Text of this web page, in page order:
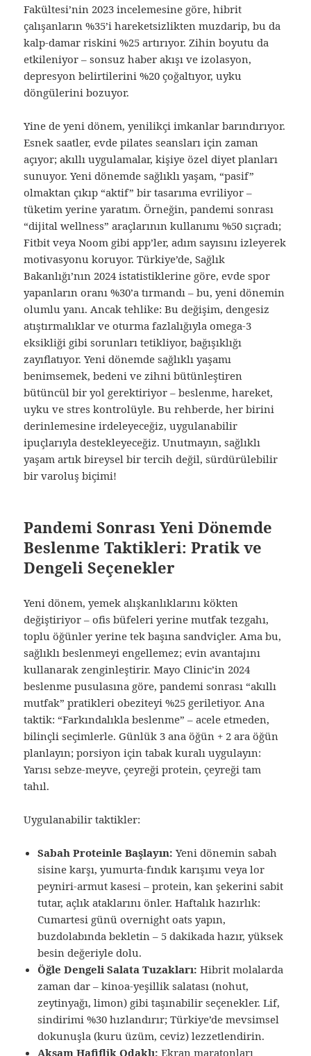
Fakültesi’nin 2023 incelemesine göre, hibrit
çalışanların %35’i hareketsizlikten muzdarip, bu da
kalp-damar riskini %25 artırıyor. Zihin boyutu da
etkileniyor – sonsuz haber akışı ve izolasyon,
depresyon belirtilerini %20 çoğaltıyor, uyku
döngülerini bozuyor.
Yine de yeni dönem, yenilikçi imkanlar barındırıyor.
Esnek saatler, evde pilates seansları için zaman
açıyor; akıllı uygulamalar, kişiye özel diyet planları
sunuyor. Yeni dönemde sağlıklı yaşam, “pasif”
olmaktan çıkıp “aktif” bir tasarıma evriliyor –
tüketim yerine yaratım. Örneğin, pandemi sonrası
“dijital wellness” araçlarının kullanımı %50 sıçradı;
Fitbit veya Noom gibi app’ler, adım sayısını izleyerek
motivasyonu koruyor. Türkiye’de, Sağlık
Bakanlığı’nın 2024 istatistiklerine göre, evde spor
yapanların oranı %30’a tırmandı – bu, yeni dönemin
olumlu yanı. Ancak tehlike: Bu değişim, dengesiz
atıştırmalıklar ve oturma fazlalığıyla omega-3
eksikliği gibi sorunları tetikliyor, bağışıklığı
zayıflatıyor. Yeni dönemde sağlıklı yaşamı
benimsemek, bedeni ve zihni bütünleştiren
bütüncül bir yol gerektiriyor – beslenme, hareket,
uyku ve stres kontrolüyle. Bu rehberde, her birini
derinlemesine irdeleyeceğiz, uygulanabilir
ipuçlarıyla destekleyeceğiz. Unutmayın, sağlıklı
yaşam artık bireysel bir tercih değil, sürdürülebilir
bir varoluş biçimi!
Pandemi Sonrası Yeni Dönemde
Beslenme Taktikleri: Pratik ve
Dengeli Seçenekler
Yeni dönem, yemek alışkanlıklarını kökten
değiştiriyor – ofis büfeleri yerine mutfak tezgahı,
toplu öğünler yerine tek başına sandviçler. Ama bu,
sağlıklı beslenmeyi engellemez; evin avantajını
kullanarak zenginleştirir. Mayo Clinic’in 2024
beslenme pusulasına göre, pandemi sonrası “akıllı
mutfak” pratikleri obeziteyi %25 geriletiyor. Ana
taktik: “Farkındalıkla beslenme” – acele etmeden,
bilinçli seçimlerle. Günlük 3 ana öğün + 2 ara öğün
planlayın; porsiyon için tabak kuralı uygulayın:
Yarısı sebze-meyve, çeyreği protein, çeyreği tam
tahıl.
Uygulanabilir taktikler:
Sabah Proteinle Başlayın: Yeni dönemin sabah
sisine karşı, yumurta-fındık karışımı veya lor
peyniri-armut kasesi – protein, kan şekerini sabit
tutar, açlık ataklarını önler. Haftalık hazırlık:
Cumartesi günü overnight oats yapın,
buzdolabında bekletin – 5 dakikada hazır, yüksek
besin değeriyle dolu.
Öğle Dengeli Salata Tuzakları: Hibrit molalarda
zaman dar – kinoa-yeşillik salatası (nohut,
zeytinyağı, limon) gibi taşınabilir seçenekler. Lif,
sindirimi %30 hızlandırır; Türkiye’de mevsimsel
dokunuşla (kuru üzüm, ceviz) lezzetlendirin.
Akşam Hafiflik Odaklı: Ekran maratonları